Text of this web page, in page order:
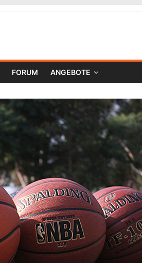
FORUM ANGEBOTE